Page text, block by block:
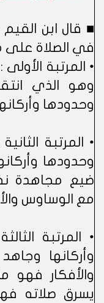
■ قال ابن
في الصلاة
• المرتبة
وهو الذي
وحدودها
• المرتبة
وحدودها
ضيع مجاهدة
مع الوساوس
• المرتبة
وأركانها
والأفكار فهو
يسرق صلاته